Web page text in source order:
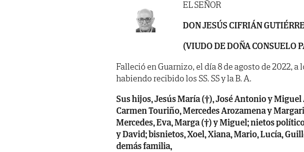
EL SEÑOR
DON JESÚS CIFRIÁN
(VIUDO DE DOÑA CONSUELO
Falleció en Guarnizo, el día 8 de agosto de 2022, a
habiendo recibido los SS. SS y la B. A.
Sus hijos, Jesús María (†), José Antonio y
Carmen Touriño, Mercedes Arozamena y
Mercedes, Eva, Marga (†) y Miguel; nietos
y David; bisnietos, Xoel, Xiana, Mario, Lucía,
demás familia,